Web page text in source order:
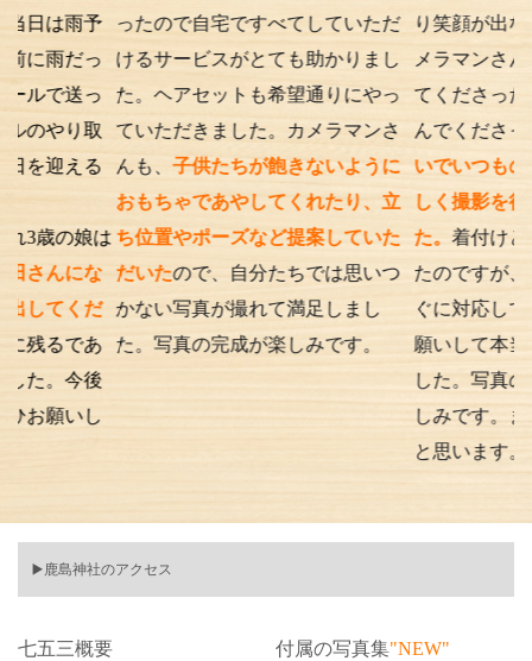
予
っ
っ
取
る
は
な
だ
あ
後
し
ったので自宅ですべてしていただ
けるサービスがとても助かりまし
た。ヘアセットも希望通りにやっ
ていただきました。カメラマンさ
んも、子供たちが飽きないように
おもちゃであやしてくれたり、立
ち位置やポーズなど提案していた
だいたので、自分たちでは思いつ
かない写真が撮れて満足しまし
た。写真の完成が楽しみです。
り笑顔が出ない子供で
メラマンさんが根気よ
てくださったり落ち葉
んでくださったり、
いでいつもの笑顔が出
しく撮影を行うことが
た。着付けとアテンド
たのですが、撮影時の
ぐに対応してくださ
願いして本当に良かっ
した。写真の仕上が
しみです。また次も
と思います。
▶️鹿島神社のアクセス
七五三概要
付属の写真集"NEW"